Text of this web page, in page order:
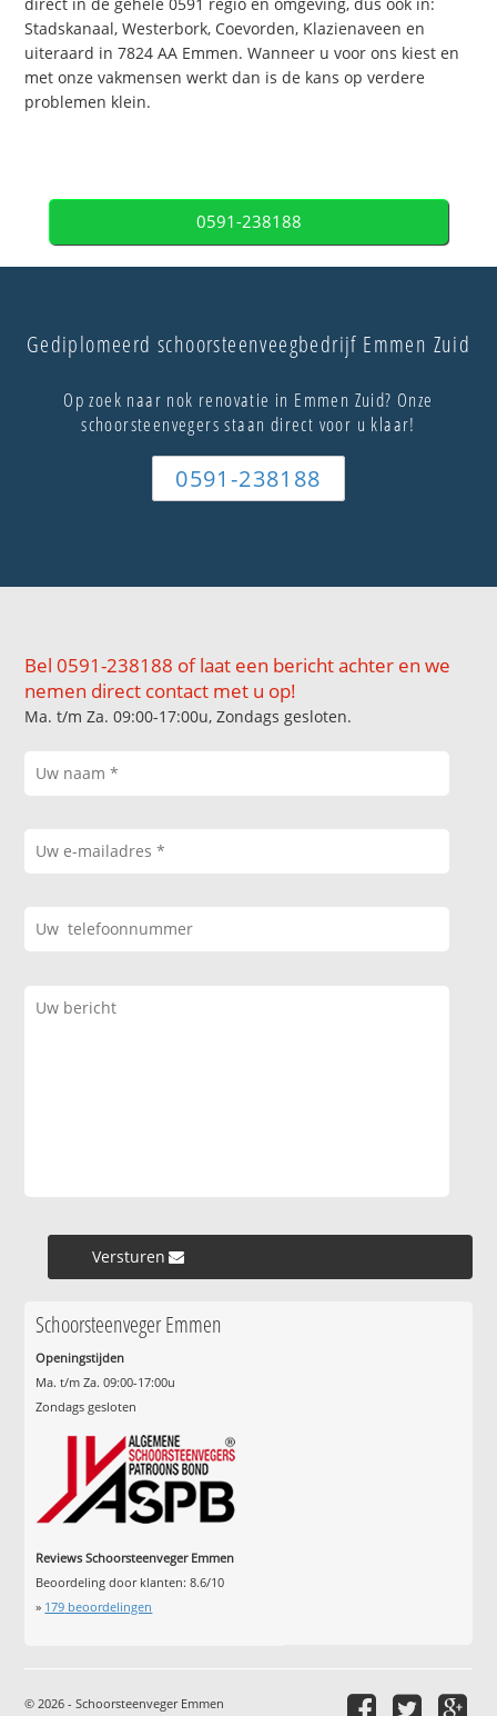
Stadskanaal, Westerbork, Coevorden, Klazienaveen en
uiteraard in 7824 AA Emmen. Wanneer u voor ons kiest en
met onze vakmensen werkt dan is de kans op verdere
problemen klein.
0591-238188
Gediplomeerd schoorsteenveegbedrijf Emmen Zuid
Op zoek naar nok renovatie in Emmen Zuid? Onze
schoorsteenvegers staan direct voor u klaar!
0591-238188
Bel 0591-238188 of laat een bericht achter en we
nemen direct contact met u op!
Ma. t/m Za. 09:00-17:00u, Zondags gesloten.
Versturen »
Schoorsteenveger Emmen
Openingstijden
Ma. t/m Za. 09:00-17:00u
Zondags gesloten
Reviews Schoorsteenveger Emmen
Beoordeling door klanten:8.6/10
» 179 beoordelingen
© 2026 - Schoorsteenveger Emmen